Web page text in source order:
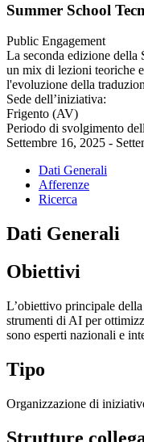
Summer School
Public Engagement
La seconda edizione della
un mix di lezioni teoriche
l'evoluzione della
Sede dell’iniziativa:
Frigento (AV)
Periodo di svolgimento
Settembre 16, 2025 -
Dati Generali
Afferenze
Ricerca
Dati Generali
Obiettivi
L’obiettivo principale
strumenti di AI per
sono esperti nazionali e
Tipo
Organizzazione di